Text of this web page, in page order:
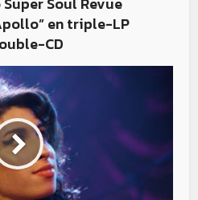
en triple-LP
CD